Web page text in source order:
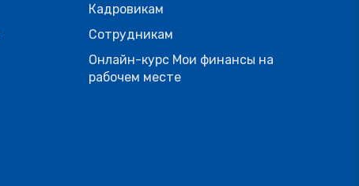
Кадровикам
Сотрудникам
Онлайн-курс Мои финансы на
рабочем месте